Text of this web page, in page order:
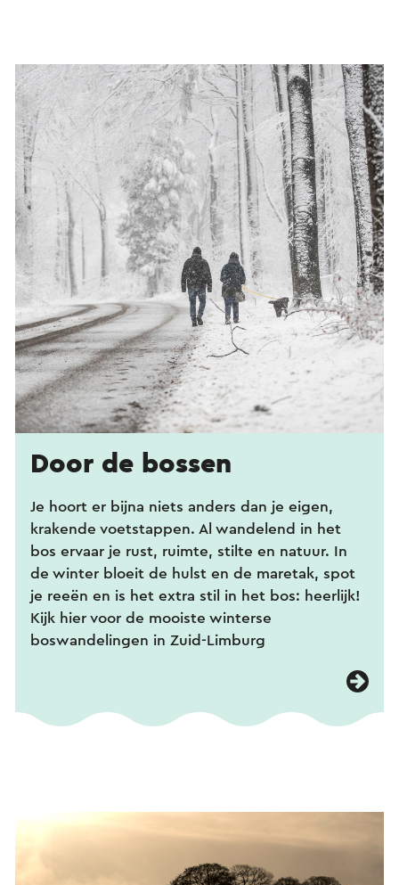
Door de bossen
Je hoort er bijna niets anders dan je eigen,
krakende voetstappen. Al wandelend in het
bos ervaar je rust, ruimte, stilte en natuur. In
de winter bloeit de hulst en de maretak, spot
je reeën en is het extra stil in het bos: heerlijk!
Kijk hier voor de mooiste winterse
boswandelingen in Zuid-Limburg